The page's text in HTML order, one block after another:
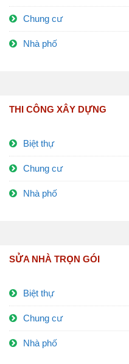
Chung cư
Nhà phố
THI CÔNG XÂY DỰNG
Biệt thự
Chung cư
Nhà phố
SỬA NHÀ TRỌN GÓI
Biệt thự
Chung cư
Nhà phố